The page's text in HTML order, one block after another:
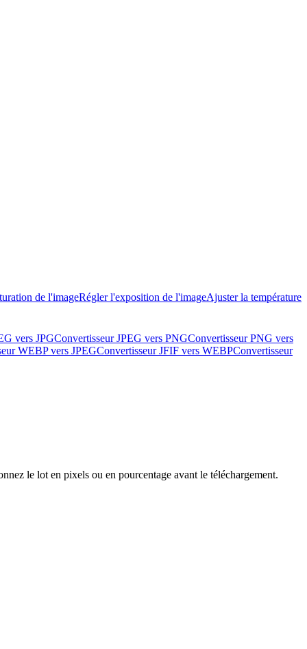
de l'imageRégler l'exposition de l'imageAjuster la température
vers JPGConvertisseur JPEG vers PNGConvertisseur PNG vers
WEBP vers JPEGConvertisseur JFIF vers WEBPConvertisseur
le lot en pixels ou en pourcentage avant le téléchargement.